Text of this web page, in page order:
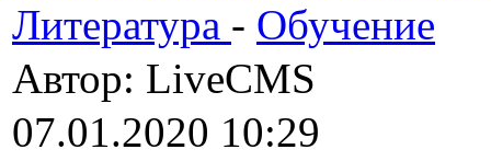
Литература - Обучение
Автор: LiveCMS
07.01.2020 10:29